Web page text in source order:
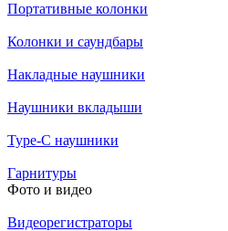
Портативные колонки
Колонки и саундбары
Накладные наушники
Наушники вкладыши
Type-C наушники
Гарнитуры
Фото и видео
Видеорегистраторы